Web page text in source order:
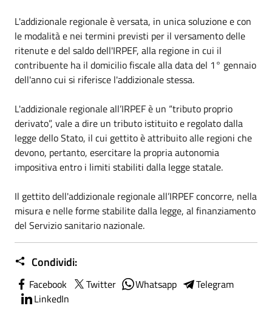
L'addizionale regionale è versata, in unica soluzione e con
le modalità e nei termini previsti per il versamento delle
ritenute e del saldo dell'IRPEF, alla regione in cui il
contribuente ha il domicilio fiscale alla data del 1° gennaio
dell'anno cui si riferisce l'addizionale stessa.
L'addizionale regionale all’IRPEF è un “tributo proprio
derivato”, vale a dire un tributo istituito e regolato dalla
legge dello Stato, il cui gettito è attribuito alle regioni che
devono, pertanto, esercitare la propria autonomia
impositiva entro i limiti stabiliti dalla legge statale.
Il gettito dell'addizionale regionale all’IRPEF concorre, nella
misura e nelle forme stabilite dalla legge, al finanziamento
del Servizio sanitario nazionale.
Condividi:
Facebook Twitter Whatsapp
Telegram
LinkedIn